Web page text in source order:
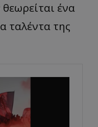
ένα
ταλέντα της